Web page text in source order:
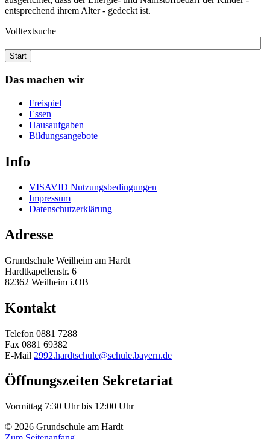
entsprechend ihrem Alter - gedeckt ist.
Volltextsuche
Start
Das machen wir
Freispiel
Essen
Hausaufgaben
Bildungsangebote
Info
VISAVID Nutzungsbedingungen
Impressum
Datenschutzerklärung
Adresse
Grundschule Weilheim am Hardt
Hardtkapellenstr. 6
82362 Weilheim i.OB
Kontakt
Telefon 0881 7288
Fax 0881 69382
E-Mail 2992.hardtschule@schule.bayern.de
Öffnungszeiten Sekretariat
Vormittag 7:30 Uhr bis 12:00 Uhr
© 2026 Grundschule am Hardt